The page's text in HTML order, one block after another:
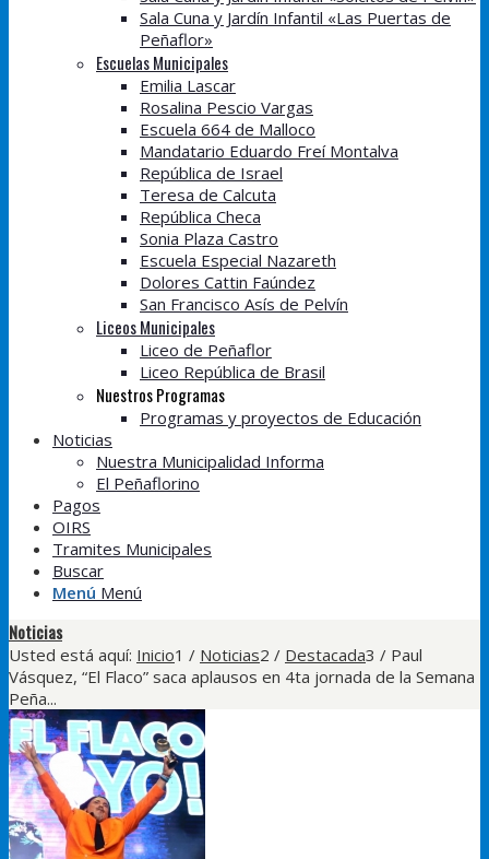
Sala Cuna y Jardín Infantil «Las Puertas de
Peñaflor»
Escuelas Municipales
Emilia Lascar
Rosalina Pescio Vargas
Escuela 664 de Malloco
Mandatario Eduardo Freí Montalva
República de Israel
Teresa de Calcuta
República Checa
Sonia Plaza Castro
Escuela Especial Nazareth
Dolores Cattin Faúndez
San Francisco Asís de Pelvín
Liceos Municipales
Liceo de Peñaflor
Liceo República de Brasil
Nuestros Programas
Programas y proyectos de Educación
Noticias
Nuestra Municipalidad Informa
El Peñaflorino
Pagos
OIRS
Tramites Municipales
Buscar
Menú Menú
Noticias
Usted está aquí: Inicio1 / Noticias2 / Destacada3 / Paul
Vásquez, “El Flaco” saca aplausos en 4ta jornada de la Semana
Peña...